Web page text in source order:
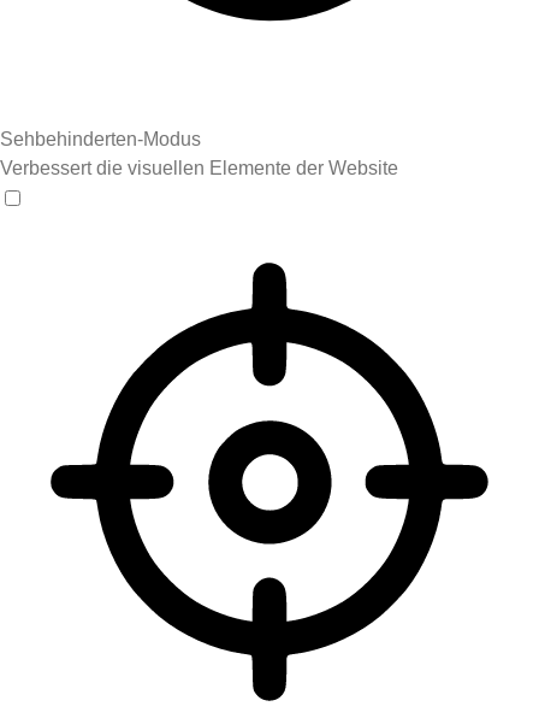
Sehbehinderten-Modus
Verbessert die visuellen Elemente der Website